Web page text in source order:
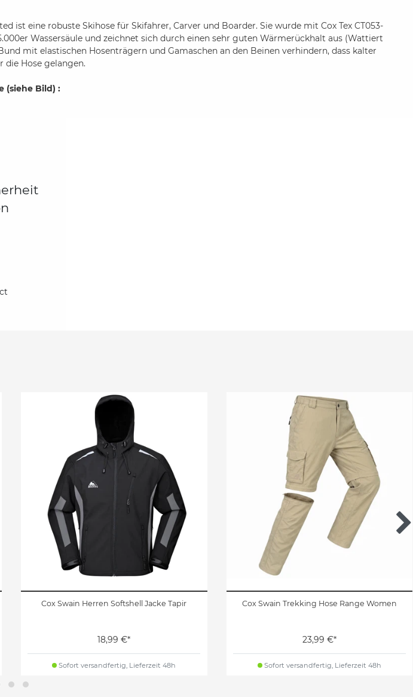
ist eine robuste Skihose für Skifahrer, Carver und Boarder. Sie wurde mit Cox Tex CT053-
Wassersäule und zeichnet sich durch einen sehr guten Wärmerückhalt aus (Wattiert
mit elastischen Hosenträgern und Gamaschen an den Beinen verhindern, dass kalter
Hose gelangen.
(siehe Bild) :
Cox Swain Herren Softshell Jacke Tapir
18,99 €*
Sofort versandfertig, Lieferzeit 48h
Cox Swain Trekking Hose Range Women
23,99 €*
Sofort versandfertig, Lieferzeit 48h